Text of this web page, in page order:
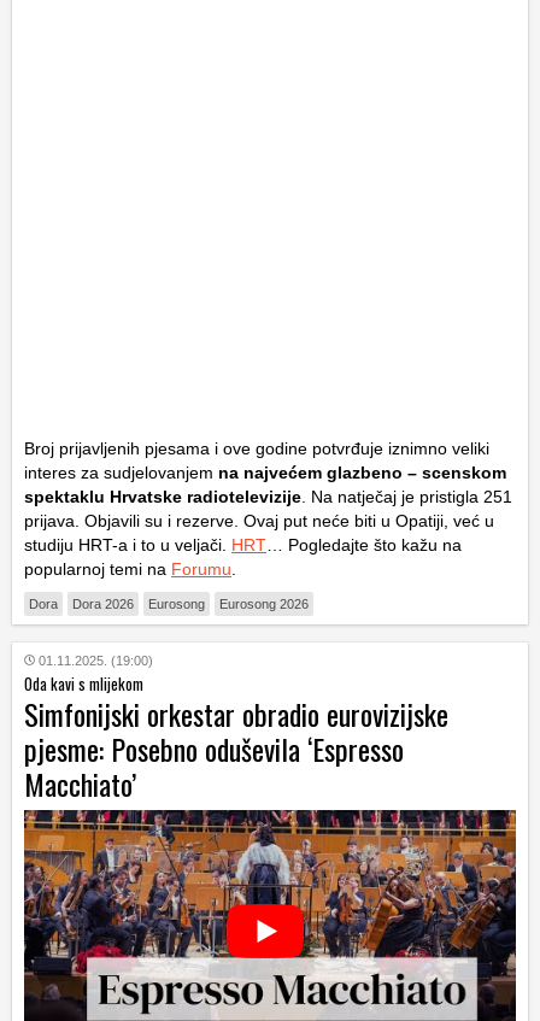
Broj prijavljenih pjesama i ove godine potvrđuje iznimno veliki
interes za sudjelovanjem na najvećem glazbeno – scenskom
spektaklu Hrvatske radiotelevizije . Na natječaj je pristigla 251
prijava. Objavili su i rezerve. Ovaj put neće biti u Opatiji, već u
studiju HRT-a i to u veljači. HRT … Pogledajte što kažu na
popularnoj temi na Forumu
Dora Dora 2026 Eurosong Eurosong 2026
01.11.2025. (19:00)
Oda kavi s mlijekom
Simfonijski orkestar obradio eurovizijske
pjesme: Posebno oduševila ‘Espresso
Macchiato’